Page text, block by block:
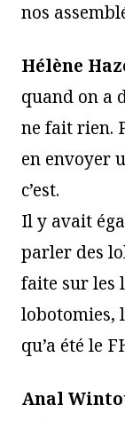
nos
Hélène
quand on a
ne fait rien.
en envoyer
c’est.
Il y avait
parler des
faite sur les
lobotomies,
qu’a été le
Anal